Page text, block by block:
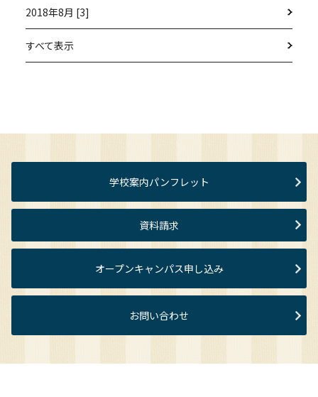
2018年8月 [3]
すべて表示
学校案内パンフレット
資料請求
オープンキャンパス申し込み
お問い合わせ